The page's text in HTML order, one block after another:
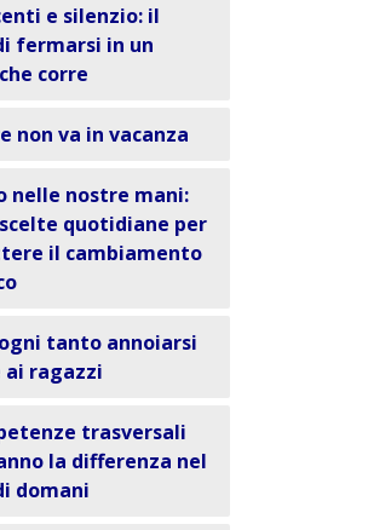
e silenzio: il
fermarsi in un
corre
non va in vacanza
nelle nostre mani:
quotidiane per
il cambiamento
tanto annoiarsi
ai ragazzi
trasversali
la differenza nel
domani